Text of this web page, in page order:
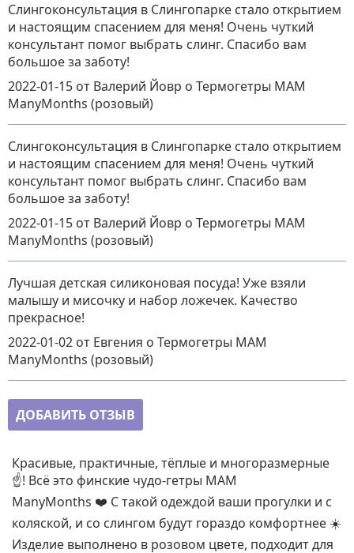
Слингоконсультация в Слингопарке стало открытием
и настоящим спасением для меня! Очень чуткий
консультант помог выбрать слинг. Спасибо вам
большое за заботу!
2022-01-15 от Валерий Йовр о Термогетры MAM
ManyMonths (розовый)
Слингоконсультация в Слингопарке стало открытием
и настоящим спасением для меня! Очень чуткий
консультант помог выбрать слинг. Спасибо вам
большое за заботу!
2022-01-15 от Валерий Йовр о Термогетры MAM
ManyMonths (розовый)
Лучшая детская силиконовая посуда! Уже взяли
малышу и мисочку и набор ложечек. Качество
прекрасное!
2022-01-02 от Евгения о Термогетры MAM
ManyMonths (розовый)
ДОБАВИТЬ ОТЗЫВ
Красивые, практичные, тёплые и многоразмерные
☝️! Всё это финские чудо-гетры MAM
ManyMonths ❤️ С такой одеждой ваши прогулки и с
коляской, и со слингом будут гораздо комфортнее ☀️
Изделие выполнено в розовом цвете, подходит для